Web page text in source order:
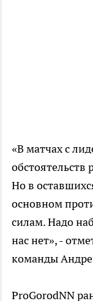
«В матчах с
Но в
основном
силам. Надо
нас нет», -
команды
ProGorodNN